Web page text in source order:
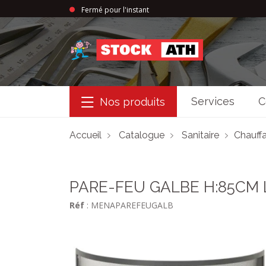
Fermé pour l'instant
StockAth
Nos produits Services
Accueil Catalogue Sanitaire
PARE-FEU GALBE H:85CM
Réf : MENAPAREFEUGALB